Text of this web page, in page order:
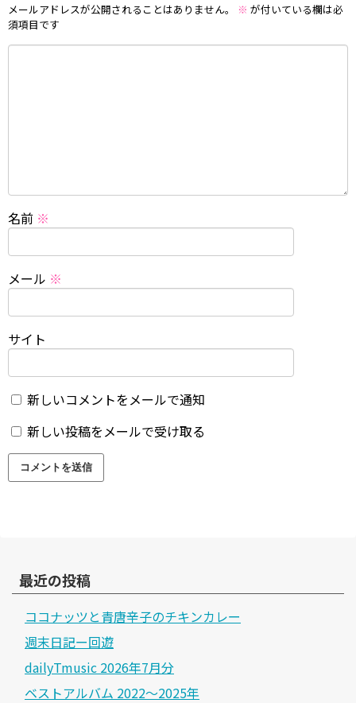
メールアドレスが公開されることはありません。 ※ が付いている欄は必
須項目です
名前 ※
メール ※
サイト
新しいコメントをメールで通知
新しい投稿をメールで受け取る
最近の投稿
ココナッツと青唐辛子のチキンカレー
週末日記ー回遊
dailyTmusic 2026年7月分
ベストアルバム 2022～2025年